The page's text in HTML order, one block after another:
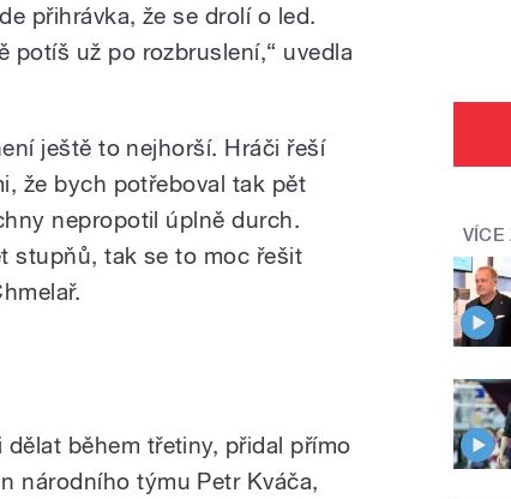
přihrávka, že se drolí o led.
potíš už po rozbruslení,“ uvedla
ještě to nejhorší. Hráči řeší
že bych potřeboval tak pět
nepropotil úplně durch.
stupňů, tak se to moc řešit
během třetiny, přidal přímo
národního týmu Petr Kváča,
VÍCE